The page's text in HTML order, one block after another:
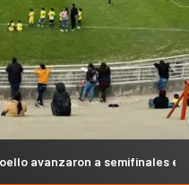
a semifinales en el Primer